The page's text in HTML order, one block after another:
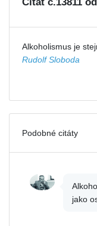
Alkoholismus je
Rudolf Sloboda
Podobné citáty
jako